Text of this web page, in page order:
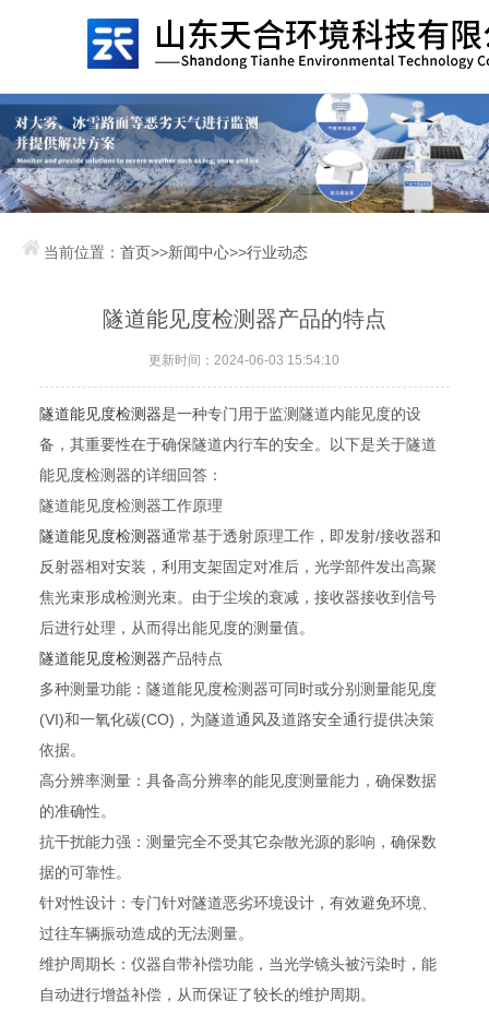
当前位置：首页>>新闻中心>>行业动态
隧道能见度检测器产品的特点
更新时间：2024-06-03 15:54:10
隧道能见度检测器是一种专门用于监测隧道内能见度的设
备，其重要性在于确保隧道内行车的安全。以下是关于隧道
能见度检测器的详细回答：
隧道能见度检测器工作原理
隧道能见度检测器通常基于透射原理工作，即发射/接收器和
反射器相对安装，利用支架固定对准后，光学部件发出高聚
焦光束形成检测光束。由于尘埃的衰减，接收器接收到信号
后进行处理，从而得出能见度的测量值。
隧道能见度检测器产品特点
多种测量功能：隧道能见度检测器可同时或分别测量能见度
(VI)和一氧化碳(CO)，为隧道通风及道路安全通行提供决策
依据。
高分辨率测量：具备高分辨率的能见度测量能力，确保数据
的准确性。
抗干扰能力强：测量完全不受其它杂散光源的影响，确保数
据的可靠性。
针对性设计：专门针对隧道恶劣环境设计，有效避免环境、
过往车辆振动造成的无法测量。
维护周期长：仪器自带补偿功能，当光学镜头被污染时，能
自动进行增益补偿，从而保证了较长的维护周期。